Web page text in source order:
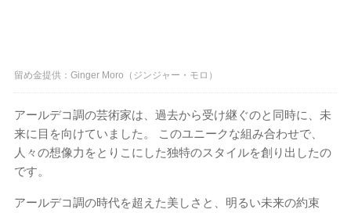
留め金提供：Ginger Moro（ジンジャー・モロ）
アールデコ調の芸術家は、過去から受け継ぐのと同時に、未
来に目を向けていました。 このユニークな組み合わせで、
人々の想像力をとりこにした独特のスタイルを創り出したの
です。
アールデコ調の時代を超えた美しさと、明るい未来の約束